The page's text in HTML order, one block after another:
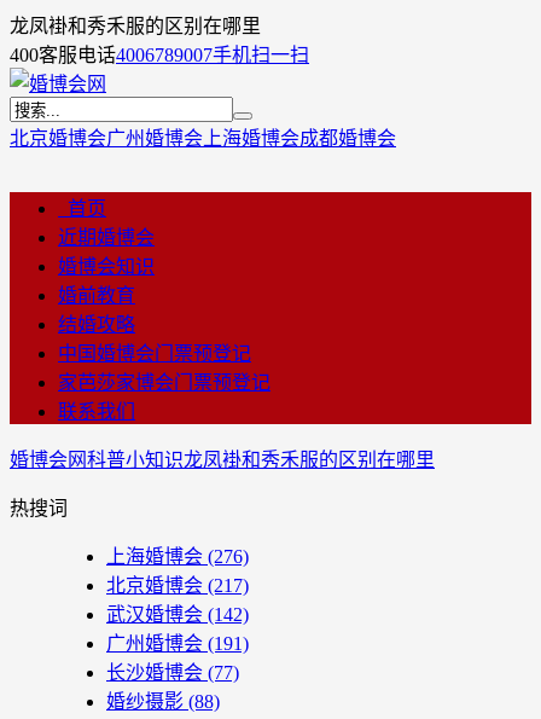
龙凤褂和秀禾服的区别在哪里
400客服电话4006789007手机扫一扫
北京婚博会广州婚博会 上海婚博会成都婚博会
首页
近期婚博会
婚博会知识
婚前教育
结婚攻略
中国婚博会门票预登记
家芭莎家博会门票预登记
联系我们
婚博会网科普小知识龙凤褂和秀禾服的区别在哪里
热搜词
上海婚博会 (276)
北京婚博会 (217)
武汉婚博会 (142)
广州婚博会 (191)
长沙婚博会 (77)
婚纱摄影 (88)